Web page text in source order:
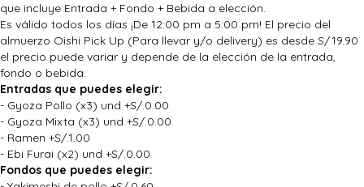
que incluye Entrada + Fondo + Bebida a elección.
Es válido todos los días ¡De 12:00 pm a 5:00 pm! El precio del
almuerzo Oishi Pick Up (Para llevar y/o delivery) es desde S/.19.90
el precio puede variar y depende de la elección de la entrada,
fondo o bebida.
Entradas que puedes elegir:
- Gyoza Pollo (x3) und +S/.0.00
- Gyoza Mixta (x3) und +S/.0.00
- Ramen +S/.1.00
- Ebi Furai (x2) und +S/.0.00
Fondos que puedes elegir: